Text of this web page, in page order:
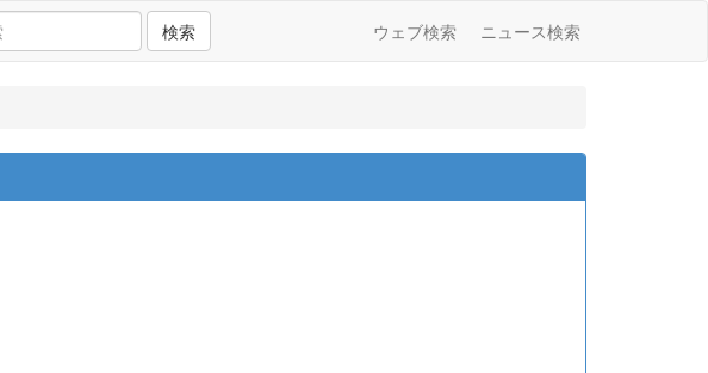
検索 ウェブ検索 ニュース検索